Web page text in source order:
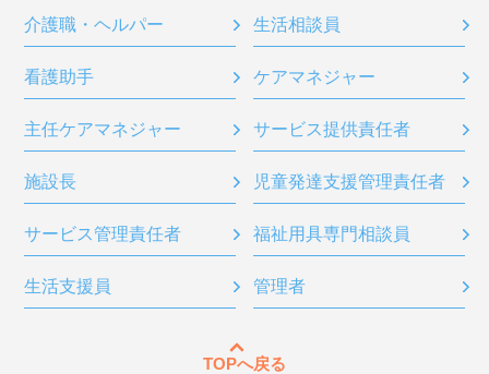
介護職・ヘルパー 生活相談員
看護助手 ケアマネジャー
主任ケアマネジャー サービス提供責任者
施設長 児童発達支援管理責任者
サービス管理責任者 福祉用具専門相談員
生活支援員 管理者
TOPへ戻る